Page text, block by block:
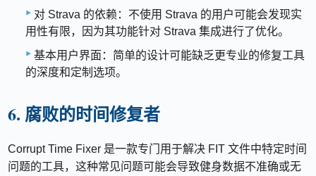
对 Strava 的依赖：不使用 Strava 的用户可能会发现实
用性有限，因为其功能针对 Strava 集成进行了优化。
基本用户界面：简单的设计可能缺乏更专业的修复工具
的深度和定制选项。
6. 腐败的时间修复者
Corrupt Time Fixer 是一款专门用于解决 FIT 文件中特定时间
问题的工具，这种常见问题可能会导致健身数据不准确或无